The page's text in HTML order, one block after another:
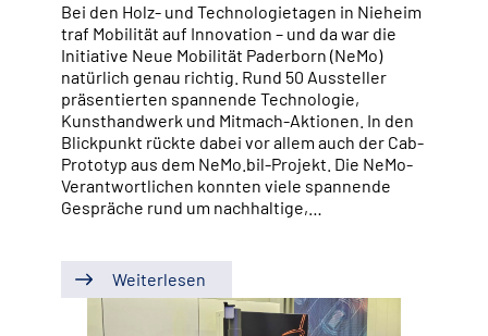
Bei den Holz- und Technologietagen in Nieheim
traf Mobilität auf Innovation – und da war die
Initiative Neue Mobilität Paderborn (NeMo)
natürlich genau richtig. Rund 50 Aussteller
präsentierten spannende Technologie,
Kunsthandwerk und Mitmach-Aktionen. In den
Blickpunkt rückte dabei vor allem auch der Cab-
Prototyp aus dem NeMo.bil-Projekt. Die NeMo-
Verantwortlichen konnten viele spannende
Gespräche rund um nachhaltige,…
Weiterlesen